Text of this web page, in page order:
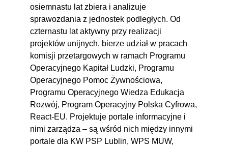
pomocy języka M
16. Publikowanie i eksportowanie
raportu
00:03:18
16.1. Eksport do pdf 00:03:18
osiemnastu lat zbiera i analizuje
sprawozdania z jednostek podległych. Od
czternastu lat aktywny przy realizacji
projektów unijnych, bierze udział w pracach
komisji przetargowych w ramach Programu
Operacyjnego Kapitał Ludzki, Programu
Operacyjnego Pomoc Żywnościowa,
Programu Operacyjnego Wiedza Edukacja
Rozwój, Program Operacyjny Polska Cyfrowa,
React-EU. Projektuje portale informacyjne i
nimi zarządza – są wśród nich między innymi
portale dla KW PSP Lublin, WPS MUW,